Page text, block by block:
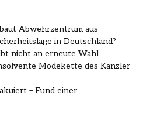
Abwehrzentrum aus
in Deutschland?
nicht an erneute Wahl
Modekette des Kanzler-
– Fund einer